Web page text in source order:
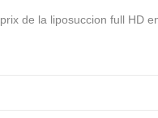
de la liposuccion full HD